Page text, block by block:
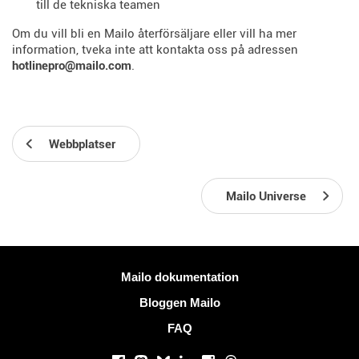
till de tekniska teamen
Om du vill bli en Mailo återförsäljare eller vill ha mer
information, tveka inte att kontakta oss på adressen
hotlinepro@mailo.com.
Webbplatser
Mailo Universe
Mailo dokumentation
Bloggen Mailo
FAQ